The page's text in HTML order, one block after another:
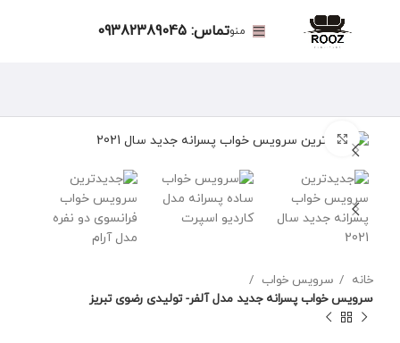
منوتماس: 09382389045
برای بزرگنمایی کلیک کنید
خانه
سرویس خواب
سرویس خواب پسرانه جدید مدل آلفر- تولیدی رضوی تبریز